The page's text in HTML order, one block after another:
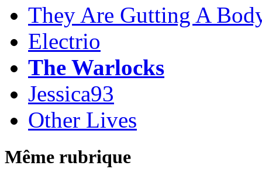
They Are Gutting A
Electrio
The Warlocks
Jessica93
Other Lives
Même rubrique